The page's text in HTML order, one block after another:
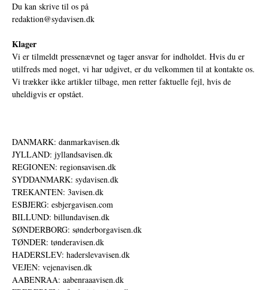
Du kan skrive til os på
redaktion@sydavisen.dk
Klager
Vi er tilmeldt pressenævnet og tager ansvar for indholdet. Hvis du er
utilfreds med noget, vi har udgivet, er du velkommen til at kontakte os.
Vi trækker ikke artikler tilbage, men retter faktuelle fejl, hvis de
uheldigvis er opstået.
DANMARK: danmarkavisen.dk
JYLLAND: jyllandsavisen.dk
REGIONEN: regionsavisen.dk
SYDDANMARK: sydavisen.dk
TREKANTEN: 3avisen.dk
ESBJERG: esbjergavisen.com
BILLUND: billundavisen.dk
SØNDERBORG: sønderborgavisen.dk
TØNDER: tønderavisen.dk
HADERSLEV: haderslevavisen.dk
VEJEN: vejenavisen.dk
AABENRAA: aabenraaavisen.dk